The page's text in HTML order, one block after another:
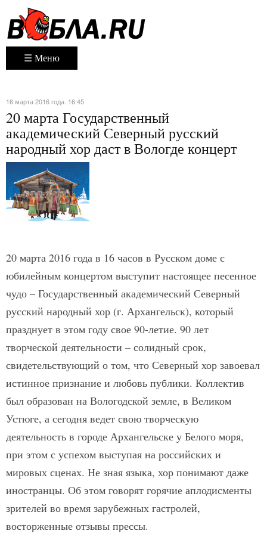
☰ Меню
16 марта 2016 года. 16:45
20 марта Государственный
академический Северный русский
народный хор даст в Вологде концерт
20 марта 2016 года в 16 часов в Русском доме с
юбилейным концертом выступит настоящее песенное
чудо – Государственный академический Северный
русский народный хор (г. Архангельск), который
празднует в этом году свое 90-летие. 90 лет
творческой деятельности – солидный срок,
свидетельствующий о том, что Северный хор завоевал
истинное признание и любовь публики. Коллектив
был образован на Вологодской земле, в Великом
Устюге, а сегодня ведет свою творческую
деятельность в городе Архангельске у Белого моря,
при этом с успехом выступая на российских и
мировых сценах. Не зная языка, хор понимают даже
иностранцы. Об этом говорят горячие аплодисменты
зрителей во время зарубежных гастролей,
восторженные отзывы прессы.